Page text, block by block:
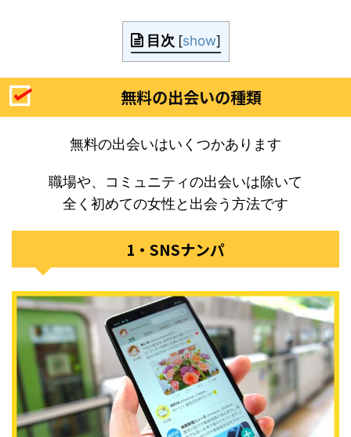
目次 [show]
無料の出会いの種類
無料の出会いはいくつかあります
職場や、コミュニティの出会いは除いて
全く初めての女性と出会う方法です
1・SNSナンパ